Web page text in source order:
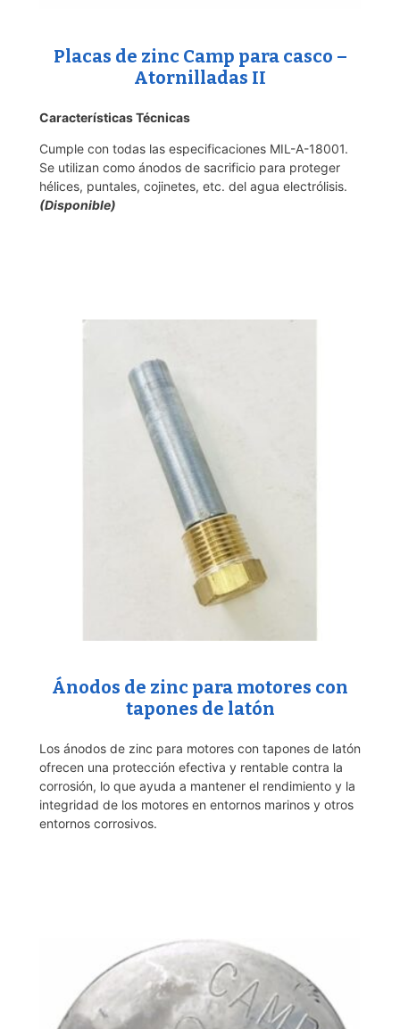
Placas de zinc Camp para casco –
Atornilladas II
Características Técnicas
Cumple con todas las especificaciones MIL-A-18001.
Se utilizan como ánodos de sacrificio para proteger
hélices, puntales, cojinetes, etc. del agua electrólisis.
(Disponible)
Ánodos de zinc para motores con
tapones de latón
Los ánodos de zinc para motores con tapones de latón
ofrecen una protección efectiva y rentable contra la
corrosión, lo que ayuda a mantener el rendimiento y la
integridad de los motores en entornos marinos y otros
entornos corrosivos.